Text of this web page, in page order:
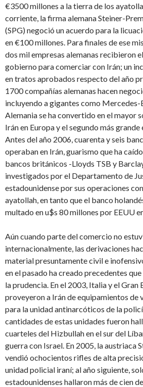
€3500 millones a la tierra de los
corriente, la firma alemana Steiner-
(SPG) negoció un acuerdo para la
en €100 millones. Para finales de ese
dos mil empresas alemanas recibieron
gobierno para comerciar con Irán; un
en tratos aprobados respecto del año
1700 compañías alemanas hacen
incluyendo a gigantes como Mercedes-
Alemania se ha convertido en el mayor
Irán en Europa y el segundo más grande
Antes del año 2006, cuarenta y seis
operaban en Irán, guarismo que ha
bancos británicos -Lloyds TSB y
investigados por el Departamento de
estadounidense por sus operaciones
ayatollah, en tanto que el banco
multado en u$s 80 millones por EEUU
Aún cuando parte del comercio no
internacionalmente, las derivaciones
material presuntamente civil e
en el pasado ha creado precedentes
la prudencia. En el 2003, Italia y el Gran
proveyeron a Irán de equipamientos de
para la unidad antinarcóticos de la
cantidades de estas unidades fueron
cuarteles del Hizbullah en el sur del
guerra con Israel. En 2005, la austriaca
vendió ochocientos rifles de alta
unidad policial iraní; al año siguiente,
estadounidenses hallaron más de cien